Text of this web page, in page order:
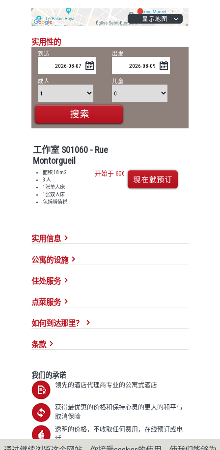
实用性的
到达 出发
成人 儿童
工作室 S01060 - Rue
Montorgueil
面积 18 m2
3 人
1张单人床
1张双人床
包括增值税
开始于 60€
实用信息
公寓的设施
住处服务
点菜服务
如何到达那里？
条款
我们的承诺
领先的酒店代理商专业的公寓式酒店
获得最优惠的价格和保持心灵的更大的和平与
取消保险
透明的价格，不收取任何费用，在线预订或电
话